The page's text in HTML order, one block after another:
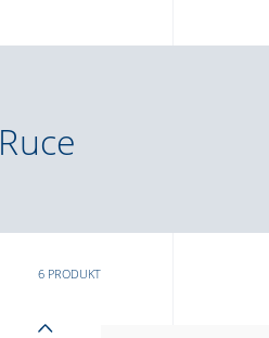
Ruce
6 PRODUKT